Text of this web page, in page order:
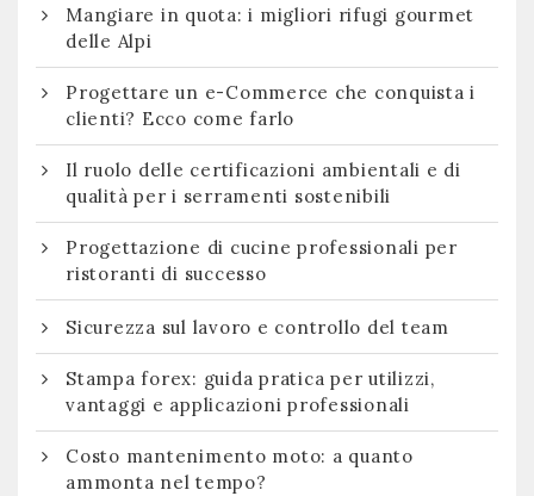
Mangiare in quota: i migliori rifugi gourmet
delle Alpi
Progettare un e-Commerce che conquista i
clienti? Ecco come farlo
Il ruolo delle certificazioni ambientali e di
qualità per i serramenti sostenibili
Progettazione di cucine professionali per
ristoranti di successo
Sicurezza sul lavoro e controllo del team
Stampa forex: guida pratica per utilizzi,
vantaggi e applicazioni professionali
Costo mantenimento moto: a quanto
ammonta nel tempo?